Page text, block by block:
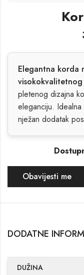
Elegantna korda
pletenog dizajna
eleganciju.
nježan dodatak
Obavijesti me
DODATNE
DUŽINA